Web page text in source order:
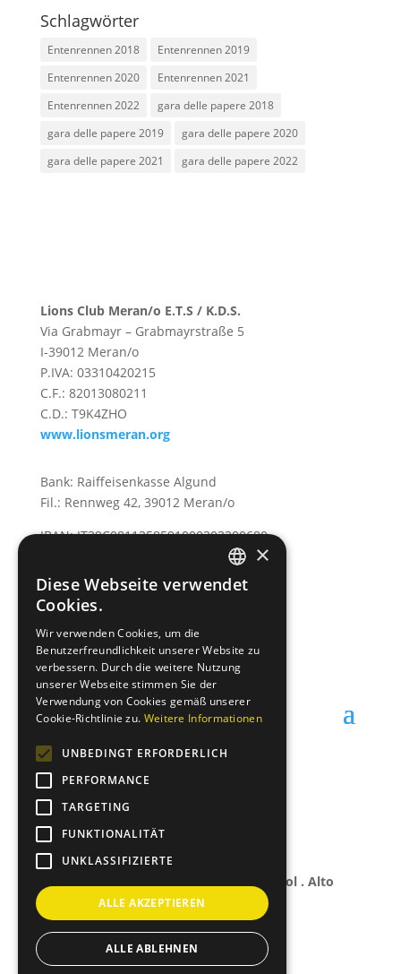
Schlagwörter
Entenrennen 2018
Entenrennen 2019
Entenrennen 2020
Entenrennen 2021
Entenrennen 2022
gara delle papere 2018
gara delle papere 2019
gara delle papere 2020
gara delle papere 2021
gara delle papere 2022
Lions Club Meran/o E.T.S / K.D.S.
Via Grabmayr – Grabmayrstraße 5
I-39012 Meran/o
P.IVA: 03310420215
C.F.: 82013080211
C.D.: T9K4ZHO
www.lionsmeran.org
Bank: Raiffeisenkasse Algund
Fil.: Rennweg 42, 39012 Meran/o
IBAN: IT39C0811258591000303200680
office@entenrennen.it
© 2024 – Copyright Entenrennen Südtirol . Alto
GERMAN
×
Diese Webseite verwendet
Cookies.
Wir verwenden Cookies, um die
Benutzerfreundlichkeit unserer Website zu
verbessern. Durch die weitere Nutzung
unserer Webseite stimmen Sie der
Verwendung von Cookies gemäß unserer
Cookie-Richtlinie zu. Weitere Informationen
UNBEDINGT ERFORDERLICH
PERFORMANCE
TARGETING
FUNKTIONALITÄT
UNKLASSIFIZIERTE
ALLE AKZEPTIEREN
ALLE ABLEHNEN